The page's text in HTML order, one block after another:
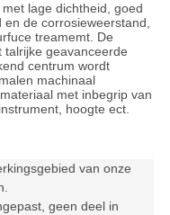
lage dichtheid, goed
de corrosieweerstand,
treamemt. De
talrijke geavanceerde
centrum wordt
machinaal
met inbegrip van
hoogte ect.
van onze
geen deel in